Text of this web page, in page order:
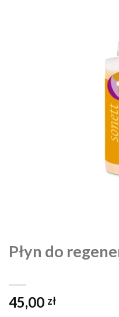
Płyn do
45,00 zł